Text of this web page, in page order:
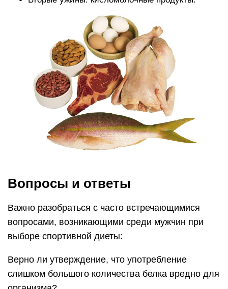
Вопросы и ответы
Важно разобраться с часто встречающимися
вопросами, возникающими среди мужчин при
выборе спортивной диеты:
Верно ли утверждение, что употребление
слишком большого количества белка вредно для